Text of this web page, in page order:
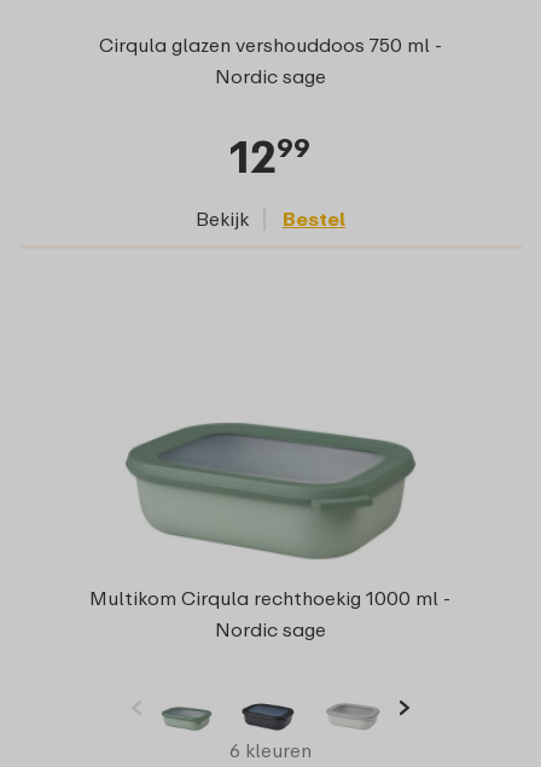
Cirqula glazen vershouddoos 750 ml -
Nordic sage
1299
Bekijk Bestel
Multikom Cirqula rechthoekig 1000 ml -
Nordic sage
6 kleuren